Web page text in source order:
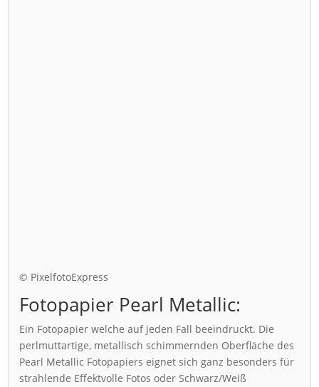
© PixelfotoExpress
Fotopapier Pearl Metallic:
Ein Fotopapier welche auf jeden Fall beeindruckt. Die
perlmuttartige, metallisch schimmernden Oberfläche des
Pearl Metallic Fotopapiers eignet sich ganz besonders für
strahlende Effektvolle Fotos oder Schwarz/Weiß